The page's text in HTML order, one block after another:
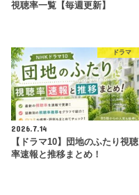
視聴率一覧【毎週更新】
ドラマ
2026.7.14
【ドラマ10】団地のふたり視聴
率速報と推移まとめ！